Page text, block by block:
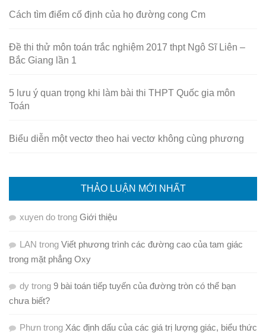
Cách tìm điểm cố định của họ đường cong Cm
Đề thi thử môn toán trắc nghiệm 2017 thpt Ngô Sĩ Liên –
Bắc Giang lần 1
5 lưu ý quan trọng khi làm bài thi THPT Quốc gia môn
Toán
Biểu diễn một vectơ theo hai vectơ không cùng phương
THẢO LUẬN MỚI NHẤT
xuyen do trong Giới thiệu
LAN trong Viết phương trình các đường cao của tam giác
trong mặt phẳng Oxy
dy trong 9 bài toán tiếp tuyến của đường tròn có thể bạn
chưa biết?
Phưn trong Xác định dấu của các giá trị lượng giác, biểu thức